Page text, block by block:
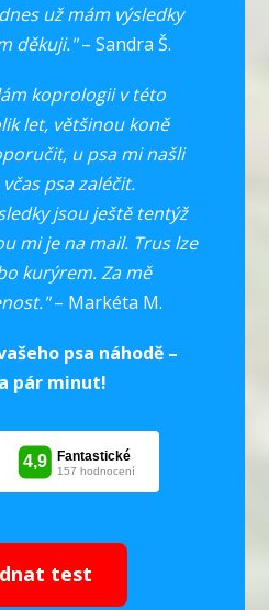
už mám výsledky
děkuji."– Sandra Š.
koprologii v této
let, většinou koně
u psa mi našli
psa zaléčit.
jsou ještě tentýž
mi je na mail. Trus lze
kurýrem. Za mě
– Markéta M.
psa náhodě –
pár minut!
test